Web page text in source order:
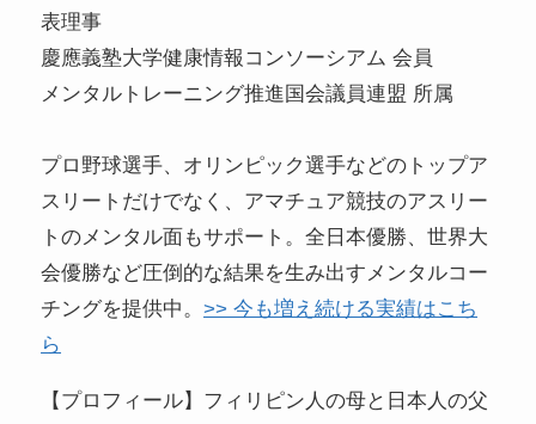
表理事
慶應義塾大学健康情報コンソーシアム 会員
メンタルトレーニング推進国会議員連盟 所属
プロ野球選手、オリンピック選手などのトップア
スリートだけでなく、アマチュア競技のアスリー
トのメンタル面もサポート。全日本優勝、世界大
会優勝など圧倒的な結果を生み出すメンタルコー
チングを提供中。>> 今も増え続ける実績はこち
ら
【プロフィール】フィリピン人の母と日本人の父